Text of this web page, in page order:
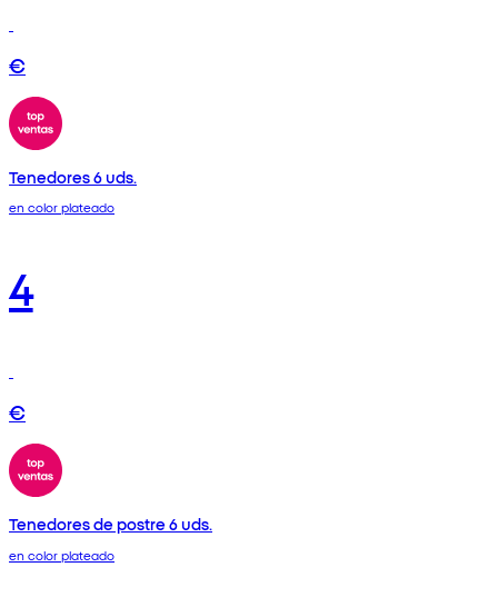
€
Tenedores 6 uds.
en color plateado
4
€
Tenedores de postre 6 uds.
en color plateado